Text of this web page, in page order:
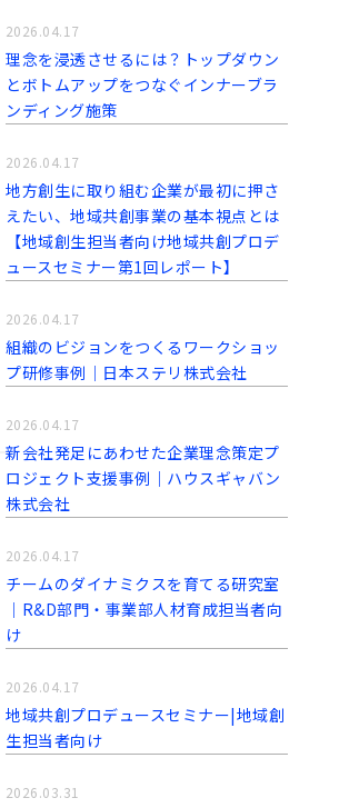
理念を浸透させるには？トップダウン
とボトムアップをつなぐインナーブラ
ンディング施策
2026.04.17
地方創生に取り組む企業が最初に押さ
えたい、地域共創事業の基本視点とは
【地域創生担当者向け地域共創プロデ
ュースセミナー第1回レポート】
2026.04.17
組織のビジョンをつくるワークショッ
プ研修事例｜日本ステリ株式会社
2026.04.17
新会社発足にあわせた企業理念策定プ
ロジェクト支援事例│ハウスギャバン
株式会社
2026.04.17
チームのダイナミクスを育てる研究室
｜R&D部門・事業部人材育成担当者向
け
2026.04.17
地域共創プロデュースセミナー|地域創
生担当者向け
2026.04.17
2026.03.31